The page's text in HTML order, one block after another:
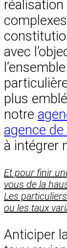
avec
plus
notre
agence
à intégrer
Et pour finir
vous de la
Les
ou les taux
Anticiper